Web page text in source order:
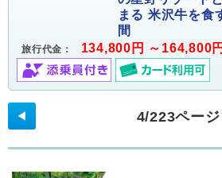
まる 米沢牛を食
間
旅行代金： 134,800円 ～164,800円
4/223ページ
◀